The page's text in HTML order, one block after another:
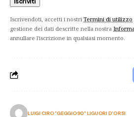
Iscrivendoti, accetti i nostri Termini di utilizzo
gestione dei dati descritte nella nostra
annullare l'iscrizione in qualsiasi momento.
LUIGI CIRO "GEGGIO90" LIGUORI D'ORSI